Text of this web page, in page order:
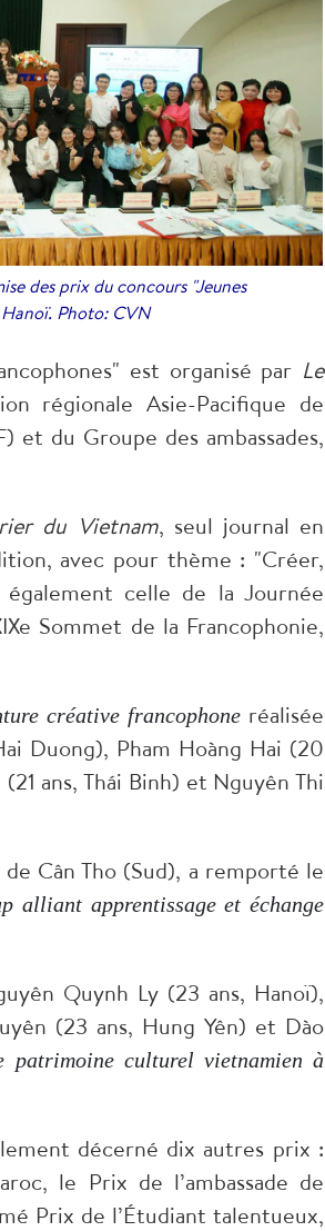
des prix du concours "Jeunes
Photo: CVN
est organisé par Le
régionale Asie-Pacifique de
et du Groupe des ambassades,
du Vietnam, seul journal en
avec pour thème : "Créer,
celle de la Journée
e Sommet de la Francophonie,
créative francophoneréalisée
Duong), Pham Hoàng Hai (20
ans, Thái Binh) et Nguyên Thi
Cân Tho (Sud), a remporté le
alliant apprentissage et échange
Quynh Ly (23 ans, Hanoï),
(23 ans, Hung Yên) et Dào
patrimoine culturel vietnamien à
décerné dix autres prix :
le Prix de l’ambassade de
Prix de l’Étudiant talentueux,